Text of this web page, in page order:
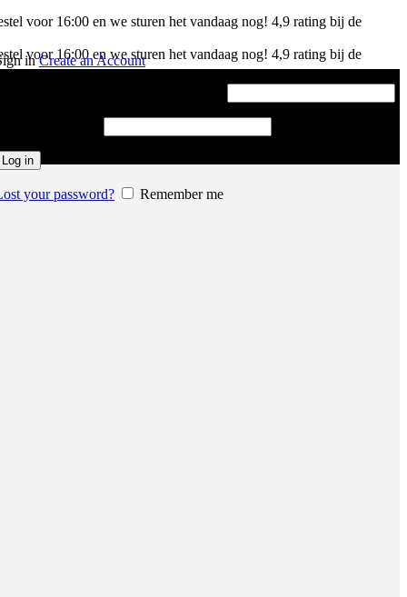
voor 16:00 en we sturen het vandaag nog! 4,9 rating bij de
voor 16:00 en we sturen het vandaag nog! 4,9 rating bij de
inCreate an Account
Log in
your password? Remember me